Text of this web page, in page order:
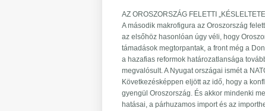
AZ OROSZORSZÁG FELETTI
A második makrofigura az Oroszország
az elsőhöz hasonlóan úgy véli, hogy
támadások megtorpantak, a front még a
a hazafias reformok határozatlansága
megvalósult. A Nyugat országai ismét a
Következésképpen eljött az idő, hogy a
gyengül Oroszország. És akkor mindenki
hatásai, a párhuzamos import és az